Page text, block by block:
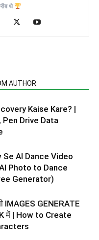
थे
AUTHOR
Kaise Kare? |
Pen Drive Data
Se AI Dance Video
Photo to Dance
Generator)
IMAGES GENERATE
में | How to Create